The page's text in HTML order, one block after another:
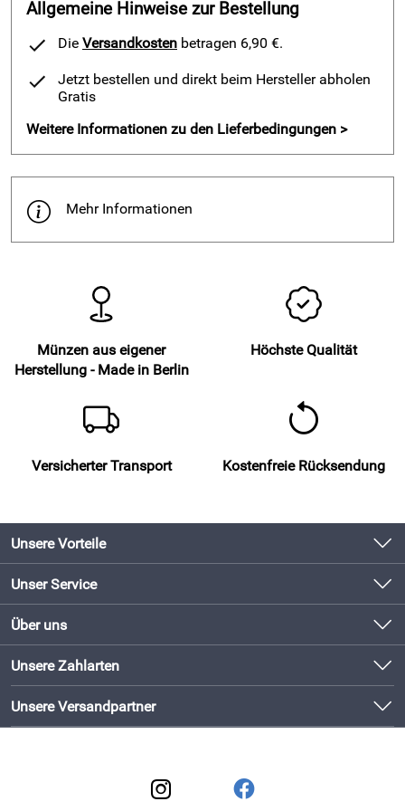
Allgemeine Hinweise zur Bestellung
Die Versandkosten betragen 6,90 €.
Jetzt bestellen und direkt beim Hersteller abholen
Gratis
Weitere Informationen zu den Lieferbedingungen >
Mehr Informationen
Münzen aus eigener
Herstellung - Made in Berlin
Höchste Qualität
Versicherter Transport Kostenfreie Rücksendung
Unsere Vorteile
Produkte original und direkt vom Hersteller
Bewährte Qualität
Bestellen und direkt beim Hersteller abholen!
Unser Service
Kontakt
Newsletter
Lieferbedingungen
Kundenlogin
Über uns
Unsere Bestseller
Neu
Unsere Zahlarten
Unsere Versandpartner